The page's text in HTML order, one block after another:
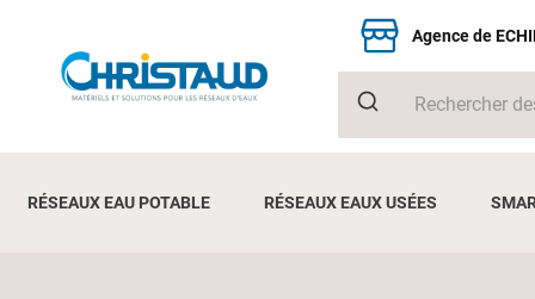
Agence de
RÉSEAUX EAU POTABLE RÉSEAUX EAUX USÉES